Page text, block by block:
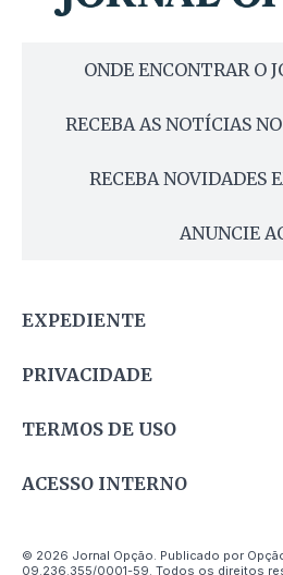
ONDE ENCONTRAR O
RECEBA AS NOTÍCIAS
RECEBA NOVIDADES
ANUNCIE
EXPEDIENTE
PRIVACIDADE
TERMOS DE USO
ACESSO INTERNO
© 2026 Jornal Opção. Publicado por
09.236.355/0001-59. Todos os direitos